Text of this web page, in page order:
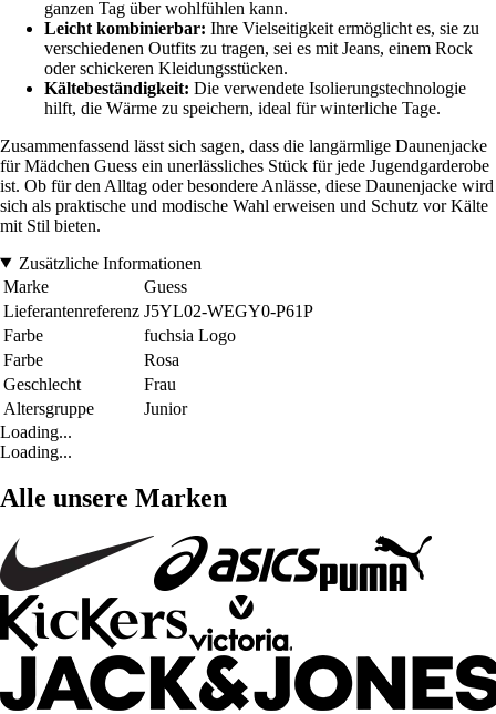
ganzen Tag über wohlfühlen kann.
Leicht kombinierbar: Ihre Vielseitigkeit ermöglicht es, sie zu
verschiedenen Outfits zu tragen, sei es mit Jeans, einem Rock
oder schickeren Kleidungsstücken.
Kältebeständigkeit: Die verwendete Isolierungstechnologie
hilft, die Wärme zu speichern, ideal für winterliche Tage.
Zusammenfassend lässt sich sagen, dass die langärmlige Daunenjacke
für Mädchen Guess ein unerlässliches Stück für jede Jugendgarderobe
ist. Ob für den Alltag oder besondere Anlässe, diese Daunenjacke wird
sich als praktische und modische Wahl erweisen und Schutz vor Kälte
mit Stil bieten.
Zusätzliche Informationen
Marke
Guess
Lieferantenreferenz J5YL02-WEGY0-P61P
Farbe
fuchsia Logo
Farbe
Rosa
Geschlecht
Frau
Altersgruppe
Junior
Loading...
Loading...
Alle unsere Marken